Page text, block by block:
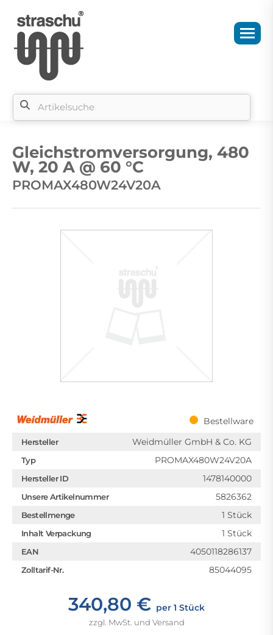
Gleichstromversorgung, 480
W, 20 A @ 60 °C
PROMAX480W24V20A
Bestellware
Hersteller Weidmüller GmbH & Co. KG
Typ PROMAX480W24V20A
Hersteller ID 1478140000
Unsere Artikelnummer 5826362
Bestellmenge 1 Stück
Inhalt Verpackung 1 Stück
EAN 4050118286137
Zolltarif-Nr. 85044095
340,80 € per 1 Stück
zzgl. MwSt. und Versand